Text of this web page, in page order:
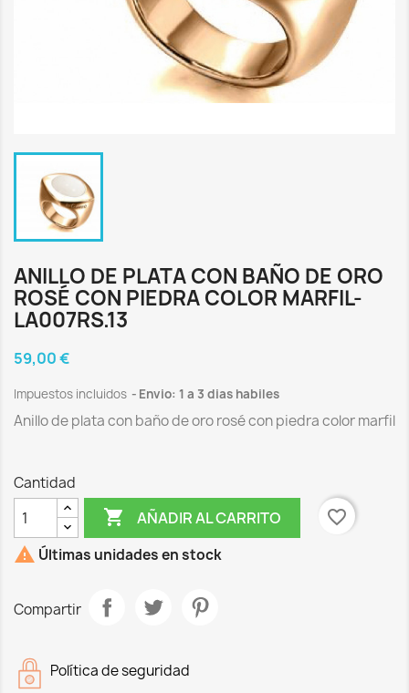
ANILLO DE PLATA CON BAÑO DE ORO
ROSÉ CON PIEDRA COLOR MARFIL-
LA007RS.13
59,00 €
Impuestos incluidos Envio: 1 a 3 dias habiles
Anillo de plata con baño de oro rosé con piedra color marfil
Cantidad
 AÑADIR AL CARRITO
favorite_border
 Últimas unidades en stock
Compartir
Política de seguridad